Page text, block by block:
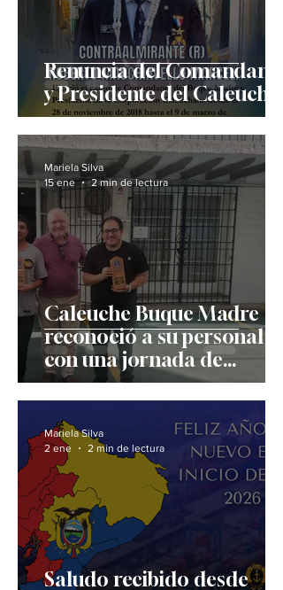
Renuncia del Comandante
y Presidente del Caleuche
Caleuche Buque Madre
reconoció a su personal
con una jornada de
camaradería y
agradecimiento por la
labor realizada en 2025
Mariela Silva
15 ene
2 min de lectura
Saludo recibido desde
Mariela Silva
2 ene
2 min de lectura